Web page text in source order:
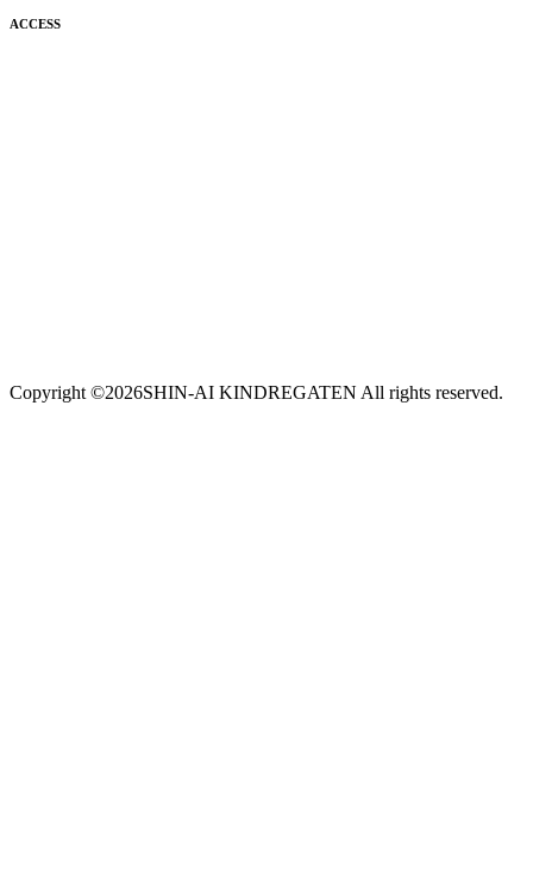
ACCESS
Copyright ©2026SHIN-AI KINDREGATEN All rights reserved.